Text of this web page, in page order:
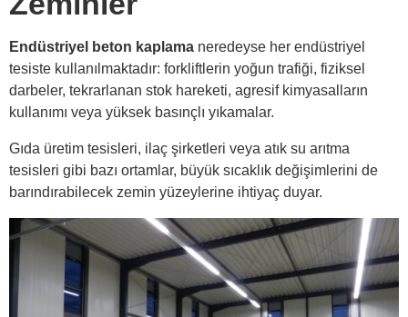
Endüstriyel beton kaplama neredeyse her endüstriyel
tesiste kullanılmaktadır: forkliftlerin yoğun trafiği, fiziksel
darbeler, tekrarlanan stok hareketi, agresif kimyasalların
kullanımı veya yüksek basınçlı yıkamalar.
Gıda üretim tesisleri, ilaç şirketleri veya atık su arıtma
tesisleri gibi bazı ortamlar, büyük sıcaklık değişimlerini de
barındırabilecek zemin yüzeylerine ihtiyaç duyar.